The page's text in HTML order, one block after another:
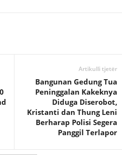
Artikulli tjetër
Bangunan Gedung Tua
Peninggalan Kakeknya
Diduga Diserobot,
Kristanti dan Thung Leni
Berharap Polisi Segera
Panggil Terlapor